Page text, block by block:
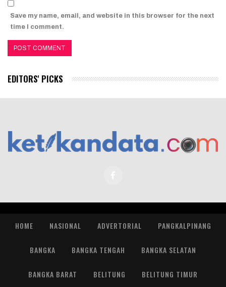
Save my name, email, and website in this browser for the next
time I comment.
EDITORS' PICKS
HOME NASIONAL ADVERTORIAL PANGKALPINANG
BANGKA BANGKA TENGAH BANGKA SELATAN
BANGKA BARAT BELITUNG BELITUNG TIMUR